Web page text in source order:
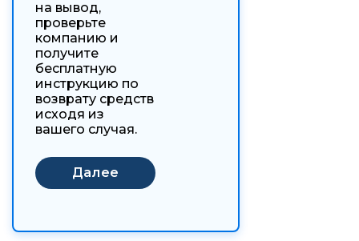
на вывод,
проверьте
компанию и
получите
бесплатную
инструкцию по
возврату средств
исходя из
вашего случая.